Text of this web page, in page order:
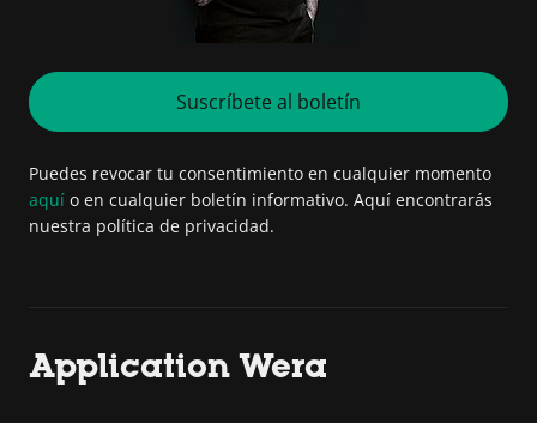
Suscríbete al boletín
Puedes revocar tu consentimiento en cualquier momento
aquí o en cualquier boletín informativo. Aquí encontrarás
nuestra política de privacidad.
Application Wera